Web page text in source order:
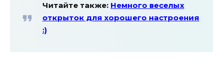
Читайте также: Немного веселых
открыток для хорошего настроения
:)